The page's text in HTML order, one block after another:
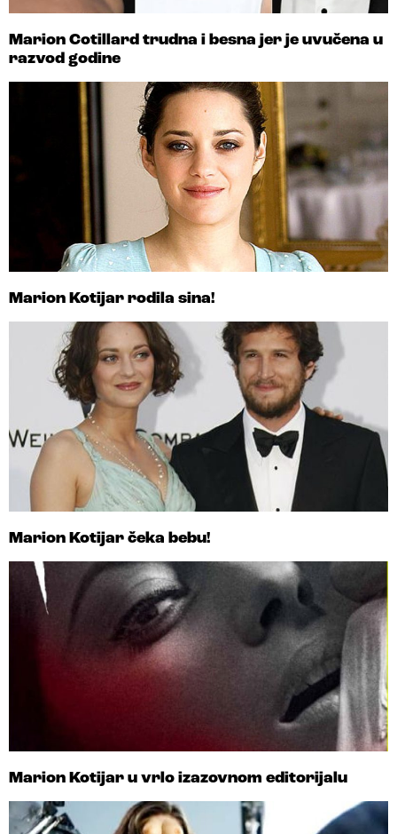
Marion Cotillard trudna i besna jer je uvučena u
razvod godine
Marion Kotijar rodila sina!
Marion Kotijar čeka bebu!
Marion Kotijar u vrlo izazovnom editorijalu